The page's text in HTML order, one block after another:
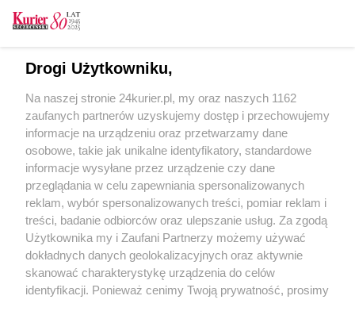
Otwartym tekstem w IX Wrotach
Byle do dzwonka
„35 posterunek”, czyli co w szkole piszczy
POGODA
21℃
Zobacz prognozę na 3 dni
Drogi Użytkowniku,
Na naszej stronie 24kurier.pl, my oraz naszych 1162
zaufanych partnerów uzyskujemy dostęp i przechowujemy
informacje na urządzeniu oraz przetwarzamy dane
osobowe, takie jak unikalne identyfikatory, standardowe
informacje wysyłane przez urządzenie czy dane
przeglądania w celu zapewniania spersonalizowanych
reklam, wybór spersonalizowanych treści, pomiar reklam i
treści, badanie odbiorców oraz ulepszanie usług. Za zgodą
Użytkownika my i Zaufani Partnerzy możemy używać
dokładnych danych geolokalizacyjnych oraz aktywnie
skanować charakterystykę urządzenia do celów
identyfikacji. Ponieważ cenimy Twoją prywatność, prosimy